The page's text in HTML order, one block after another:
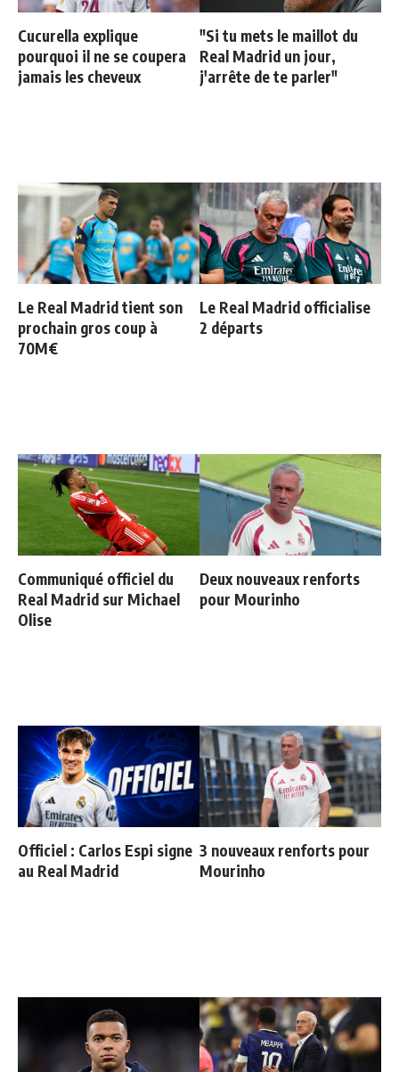
Cucurella explique
pourquoi il ne se coupera
jamais les cheveux
"Si tu mets le maillot du
Real Madrid un jour,
j'arrête de te parler"
Le Real Madrid tient son
prochain gros coup à
70M€
Le Real Madrid officialise
2 départs
Communiqué officiel du
Real Madrid sur Michael
Olise
Deux nouveaux renforts
pour Mourinho
Officiel : Carlos Espi signe
au Real Madrid
3 nouveaux renforts pour
Mourinho